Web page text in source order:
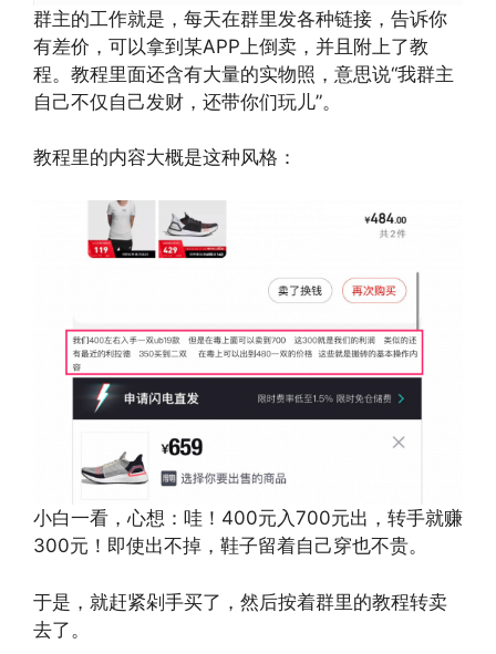
群主的工作就是，每天在群里发各种链接，告诉你
有差价，可以拿到某APP上倒卖，并且附上了教
程。教程里面还含有大量的实物照，意思说“我群主
自己不仅自己发财，还带你们玩儿”。
教程里的内容大概是这种风格：
小白一看，心想：哇！400元入700元出，转手就赚
300元！即使出不掉，鞋子留着自己穿也不贵。
于是，就赶紧剁手买了，然后按着群里的教程转卖
去了。